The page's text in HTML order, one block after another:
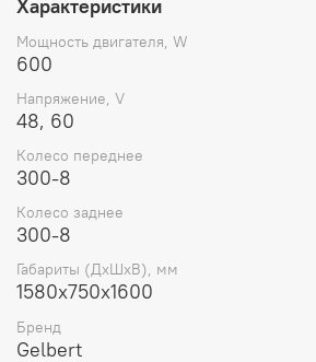
Характеристики
Мощность двигателя, W
600
Напряжение, V
48, 60
Колесо переднее
300-8
Колесо заднее
300-8
Габариты (ДхШхВ), мм
1580х750х1600
Бренд
Gelbert